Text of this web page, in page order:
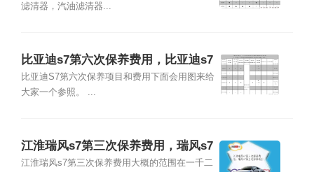
滤清器，汽油滤清器...
比亚迪s7第六次保养费用，比亚迪s7
第六次保养项目
比亚迪S7第六次保养项目和费用下面会用图来给
大家一个参照。 ...
江淮瑞风s7第三次保养费用，瑞风s7
第三次保养项目
江淮瑞风s7第三次保养费用大概的范围在一千二